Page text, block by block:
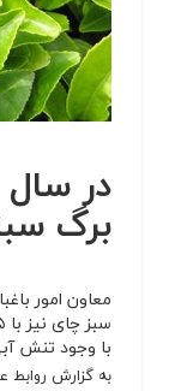
برگ
معاون امور
با وجود تنش آبی به ۱۰۸هزارتن
به گزارش روابط